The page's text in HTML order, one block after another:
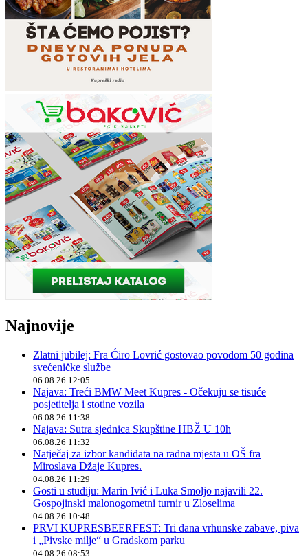
Najnovije
Zlatni jubilej: Fra Ćiro Lovrić gostovao povodom 50 godina
svećeničke službe
06.08.26 12:05
Najava: Treći BMW Meet Kupres - Očekuju se tisuće
posjetitelja i stotine vozila
06.08.26 11:38
Najava: Sutra sjednica Skupštine HBŽ U 10h
06.08.26 11:32
Natječaj za izbor kandidata na radna mjesta u OŠ fra
Miroslava Džaje Kupres.
04.08.26 11:29
Gosti u studiju: Marin Ivić i Luka Smoljo najavili 22.
Gospojinski malonogometni turnir u Zloselima
04.08.26 10:48
PRVI KUPRESBEERFEST: Tri dana vrhunske zabave, piva
i „Pivske milje“ u Gradskom parku
04.08.26 08:53